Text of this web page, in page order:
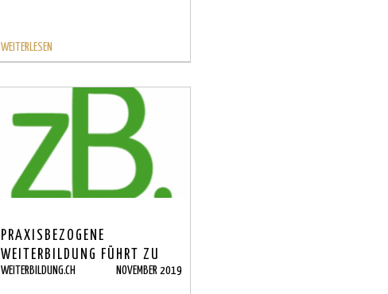
WEITERLESEN
PRAXISBEZOGENE
WEITERBILDUNG FÜHRT ZU
MEHR NACHHALTIGKEIT
WEITERBILDUNG.CH NOVEMBER 2019